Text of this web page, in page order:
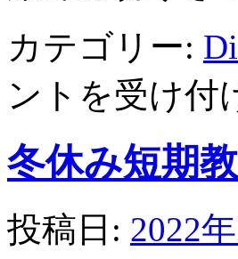
カテゴリー:
ントを受け付
冬休み短期
投稿日: 2022